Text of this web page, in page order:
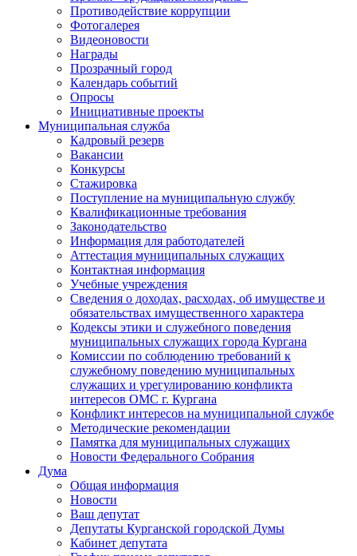
Противодействие коррупции
Фотогалерея
Видеоновости
Награды
Прозрачный город
Календарь событий
Опросы
Инициативные проекты
Муниципальная служба
Кадровый резерв
Вакансии
Конкурсы
Стажировка
Поступление на муниципальную службу
Квалификационные требования
Законодательство
Информация для работодателей
Аттестация муниципальных служащих
Контактная информация
Учебные учреждения
Сведения о доходах, расходах, об имуществе и
обязательствах имущественного характера
Кодексы этики и служебного поведения
муниципальных служащих города Кургана
Комиссии по соблюдению требований к
служебному поведению муниципальных
служащих и урегулированию конфликта
интересов ОМС г. Кургана
Конфликт интересов на муниципальной службе
Методические рекомендации
Памятка для муниципальных служащих
Новости Федерального Cобрания
Дума
Общая информация
Новости
Ваш депутат
Депутаты Курганской городской Думы
Кабинет депутата